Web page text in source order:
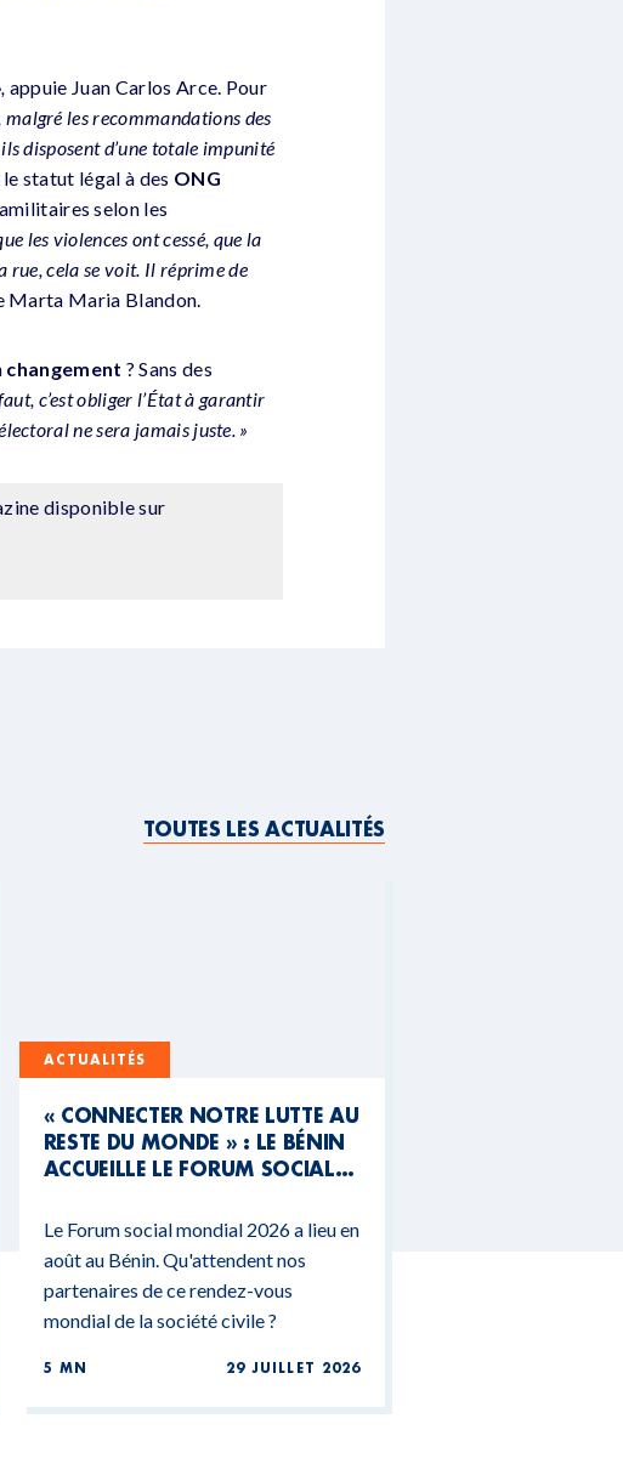
appuie Juan Carlos Arce. Pour
malgré les recommandations des
disposent d’une totale impunité
statut légal à des ONG
selon les
les violences ont cessé, que la
rue, cela se voit. Il réprime de
Marta Maria Blandon.
changement ? Sans des
c’est obliger l’État à garantir
ne sera jamais juste. »
disponible sur
TOUTES LES ACTUALITÉS
ACTUALITÉS
« CONNECTER NOTRE LUTTE AU
RESTE DU MONDE » : LE BÉNIN
ACCUEILLE LE FORUM SOCIAL
Le Forum social mondial 2026 a lieu en
août au Bénin. Qu'attendent nos
partenaires de ce rendez-vous
mondial de la société civile ?
5 MN 29 JUILLET 2026